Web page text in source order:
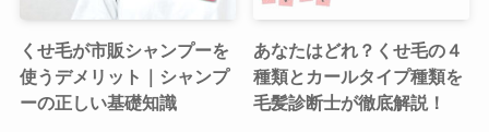
くせ毛が市販シャンプーを
使うデメリット｜シャンプ
ーの正しい基礎知識
あなたはどれ？くせ毛の４
種類とカールタイプ種類を
毛髪診断士が徹底解説！